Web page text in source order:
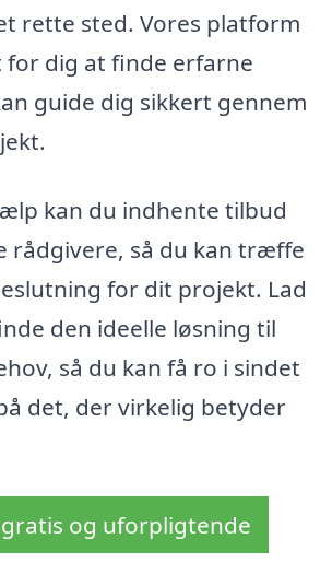
rette sted. Vores platform
dig at finde erfarne
guide dig sikkert gennem
kan du indhente tilbud
rådgivere, så du kan træffe
for dit projekt. Lad
den ideelle løsning til
så du kan få ro i sindet
det, der virkelig betyder
og uforpligtende